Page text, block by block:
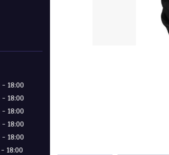
18:00
18:00
18:00
18:00
18:00
18:00